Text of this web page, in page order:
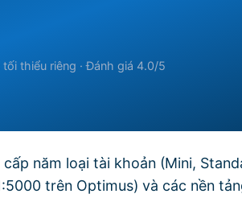
thiểu riêng · Đánh giá 4.0/5
năm loại tài khoản (Mini,
trên Optimus) và các nền